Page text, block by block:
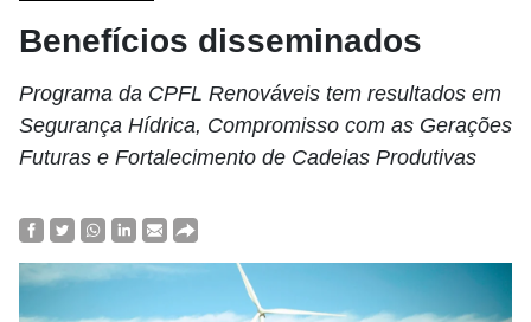
Benefícios disseminados
Programa da CPFL Renováveis tem resultados em
Segurança Hídrica, Compromisso com as Gerações
Futuras e Fortalecimento de Cadeias Produtivas